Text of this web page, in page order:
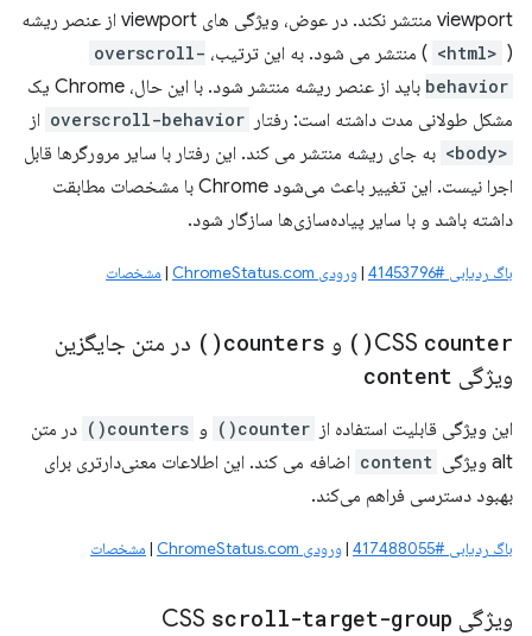
viewport منتشر نکند. در عوض، ویژگی های viewport از عنصر ریشه
(
<html> ) منتشر می شود. به این ترتیب، overscroll-
behavior
باید از عنصر ریشه منتشر شود. با این حال، Chrome یک
مشکل طولانی مدت داشته است: رفتار overscroll-behavior از
<body>
به جای ریشه منتشر می کند. این رفتار با سایر مرورگرها قابل
اجرا نیست. این تغییر باعث می‌شود Chrome با مشخصات مطابقت
داشته باشد و با سایر پیاده‌سازی‌ها سازگار شود.
باگ ردیابی #41453796 |ورودی ChromeStatus.com | مشخصات
CSS counter(
) و counters(
) در متن جایگزین
ویژگی content
این ویژگی قابلیت استفاده از counter() و counters()
در متن
alt ویژگی
content اضافه می کند. این اطلاعات معنی‌دارتری برای
بهبود دسترسی فراهم می‌کند.
باگ ردیابی #417488055 |ورودی ChromeStatus.com | مشخصات
ویژگی CSS scroll-target-group